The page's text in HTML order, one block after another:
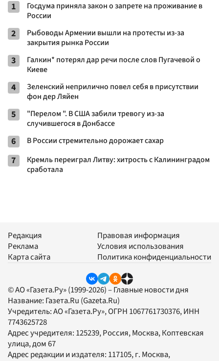
1
Госдума приняла закон о запрете на проживание в
России
2
Рыбоводы Армении вышли на протесты из-за
закрытия рынка России
3
Галкин* потерял дар речи после слов Пугачевой о
Киеве
4
Зеленский неприлично повел cебя в присутствии
фон дер Ляйен
5
"Перелом ". В США забили тревогу из-за
случившегося в Донбассе
6 В России стремительно дорожает сахар
7
Кремль переиграл Литву: хитрость с Калининградом
сработала
Редакция
Реклама
Карта сайта
Правовая информация
Условия использования
Политика конфиденциальности
© АО «Газета.Ру» (1999-2026) – Главные новости дня
Название: Газета.Ru (Gazeta.Ru)
Учредитель:АО «Газета.Ру», ОГРН 1067761730376, ИНН
7743625728
Адрес учредителя: 125239, Россия, Москва, Коптевская
улица, дом 67
Адрес редакции и издателя: 117105, г. Москва,